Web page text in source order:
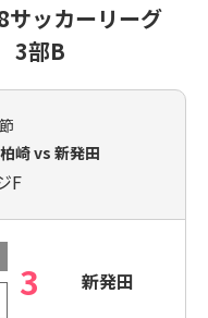
ッカーリーグ
3部B
崎 vs 新発田
F
3 新発田